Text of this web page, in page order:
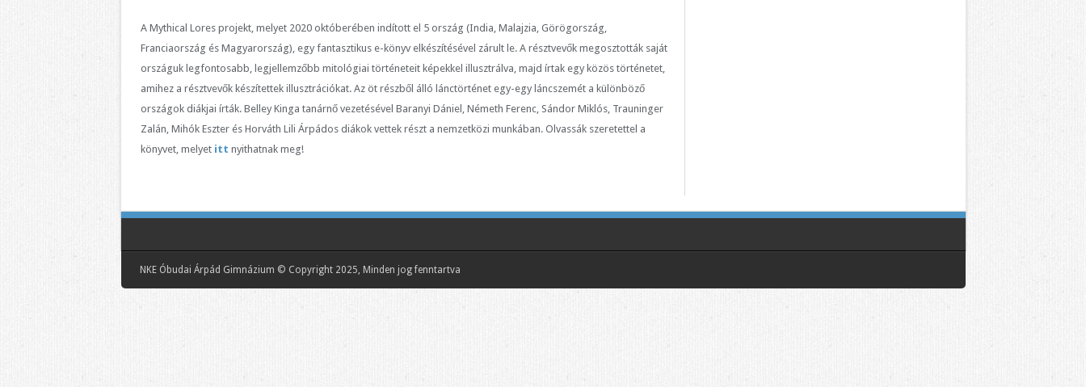
A Mythical Lores projekt, melyet 2020 októberében indított el 5 ország (India, Malajzia, Görögország,
Franciaország és Magyarország), egy fantasztikus e-könyv elkészítésével zárult le. A résztvevők megosztották saját
országuk legfontosabb, legjellemzőbb mitológiai történeteit képekkel illusztrálva, majd írtak egy közös történetet,
amihez a résztvevők készítettek illusztrációkat. Az öt részből álló lánctörténet egy-egy láncszemét a különböző
országok diákjai írták. Belley Kinga tanárnő vezetésével Baranyi Dániel, Németh Ferenc, Sándor Miklós, Trauninger
Zalán, Mihók Eszter és Horváth Lili Árpádos diákok vettek részt a nemzetközi munkában. Olvassák szeretettel a
könyvet, melyet itt nyithatnak meg!
NKE Óbudai Árpád Gimnázium © Copyright 2025, Minden jog fenntartva